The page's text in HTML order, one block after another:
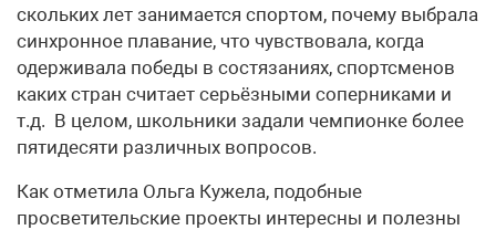
скольких лет занимается спортом, почему выбрала
синхронное плавание, что чувствовала, когда
одерживала победы в состязаниях, спортсменов
каких стран считает серьёзными соперниками и
т.д. В целом, школьники задали чемпионке более
пятидесяти различных вопросов.
Как отметила Ольга Кужела, подобные
просветительские проекты интересны и полезны